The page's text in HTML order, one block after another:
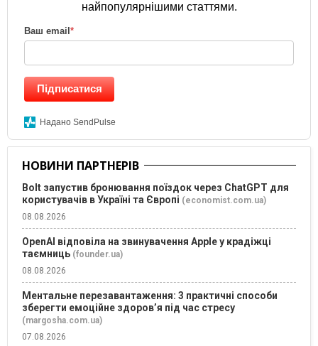
найпопулярнішими статтями.
Ваш email *
Підписатися
Надано SendPulse
НОВИНИ ПАРТНЕРІВ
Bolt запустив бронювання поїздок через ChatGPT для
користувачів в Україні та Європі (economist.com.ua)
08.08.2026
OpenAI відповіла на звинувачення Apple у крадіжці
таємниць (founder.ua)
08.08.2026
Ментальне перезавантаження: 3 практичні способи
зберегти емоційне здоров’я під час стресу
(margosha.com.ua)
07.08.2026